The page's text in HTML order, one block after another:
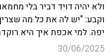
ולא יהיה דויד דביר בלי
וקבע: "יש לה את כל מה
יפה. למי אכפת איך היא
30/06/2025